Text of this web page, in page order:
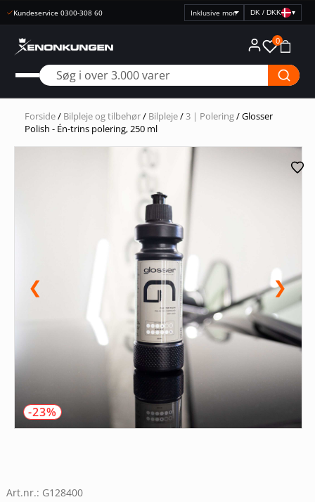
Kundeservice 0300-308 60
Vælg
DK / DKK ▾
0
Forside/ Bilpleje og tilbehør/ Bilpleje/3 | Polering/ Glosser
Polish - Én-trins polering, 250 ml
❮
-23%
❯
Art.nr.: G128400